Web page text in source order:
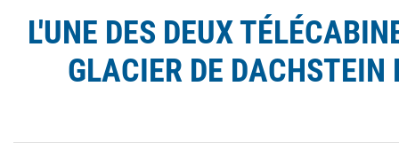
L'UNE DES DEUX
GLACIER DE